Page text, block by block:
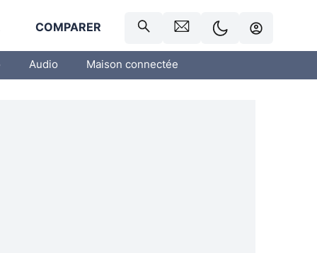
COMPARER
Audio Maison connectée